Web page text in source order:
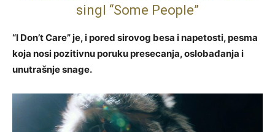
singl “Some People”
“I Don’t Care” je, i pored sirovog besa i napetosti, pesma
koja nosi pozitivnu poruku presecanja, oslobađanja i
unutrašnje snage.